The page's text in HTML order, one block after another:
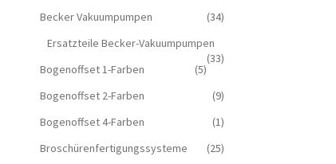
Becker Vakuumpumpen
(34)
Ersatzteile Becker-Vakuumpumpen
(33)
Bogenoffset 1-Farben
(5)
Bogenoffset 2-Farben
(9)
Bogenoffset 4-Farben
(1)
Broschürenfertigungssysteme
(25)